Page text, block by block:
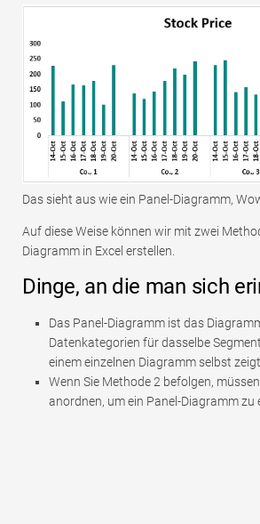
Das sieht aus wie ein Panel-Diagramm,
Auf diese Weise können wir mit zwei
Diagramm in Excel erstellen.
Dinge, an die man sich
Das Panel-Diagramm ist das
Datenkategorien für dasselbe
einem einzelnen Diagramm selbst zeigt.
Wenn Sie Methode 2 befolgen,
anordnen, um ein Panel-Diagramm zu